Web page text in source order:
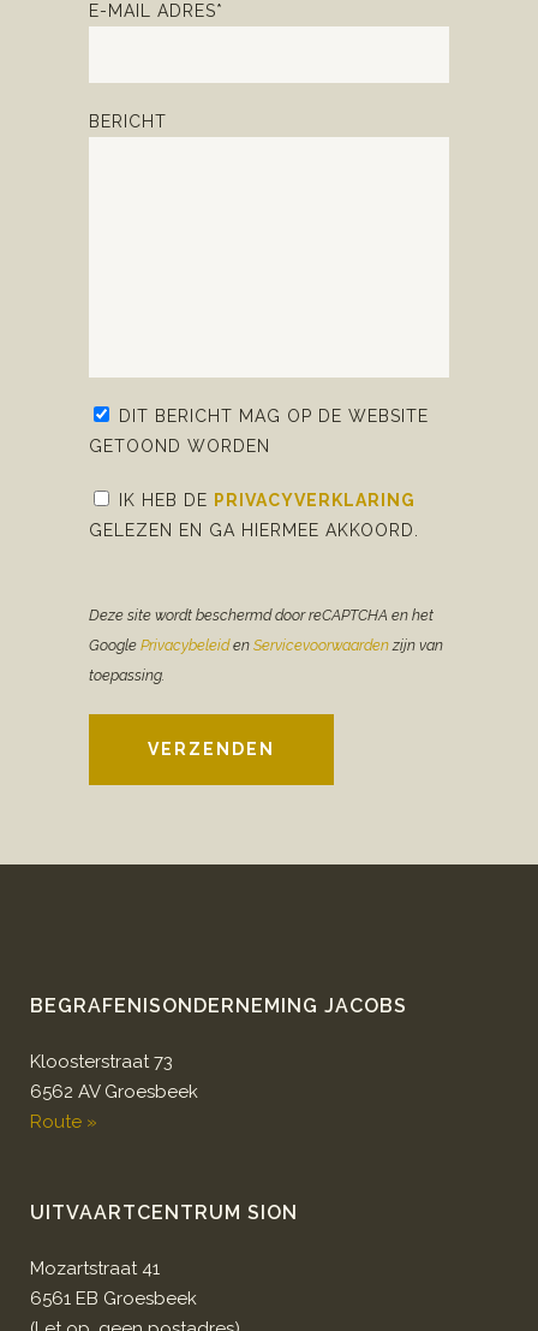
E-MAIL ADRES*
BERICHT
DIT BERICHT MAG OP DE WEBSITE
GETOOND WORDEN
IK HEB DE PRIVACYVERKLARING
GELEZEN EN GA HIERMEE AKKOORD.
Deze site wordt beschermd door reCAPTCHA en het
Google Privacybeleiden Servicevoorwaardenzijn van
toepassing.
VERZENDEN
BEGRAFENISONDERNEMING JACOBS
Kloosterstraat 73
6562 AV Groesbeek
Route »
UITVAARTCENTRUM SION
Mozartstraat 41
6561 EB Groesbeek